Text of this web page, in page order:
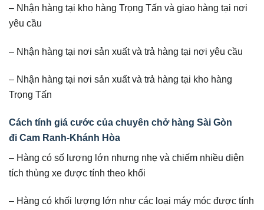
– Nhận hàng tại kho hàng Trọng Tấn và giao hàng tại nơi
yêu cầu
– Nhận hàng tại nơi sản xuất và trả hàng tại nơi yêu cầu
– Nhận hàng tại nơi sản xuất và trả hàng tại kho hàng
Trọng Tấn
Cách tính giá cước của chuyên chở hàng Sài Gòn
đi Cam Ranh-Khánh Hòa
– Hàng có số lượng lớn nhưng nhẹ và chiếm nhiều diện
tích thùng xe được tính theo khối
– Hàng có khối lượng lớn như các loại máy móc được tính